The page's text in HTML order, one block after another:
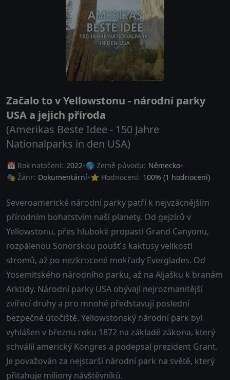
Začalo to v Yellowstonu - národní parky
USA a jejich příroda
(Amerikas Beste Idee - 150 Jahre
Nationalparks in den USA)
📅 Rok natočení: 2022 🌎 Země původu: Německo
🎭 Žánr: Dokumentární ⭐ Hodnocení: 100% (1 hodnocení)
Severoamerické národní parky patří k nejvzácnějším
přírodním bohatstvím naší planety. Od gejzírů v
Yellowstonu, přes hluboké propasti Grand Canyonu,
rozpálenou Sonorskou poušť s kaktusy velikosti
stromů, až po nezkrocené mokřady Everglades. Od
Yosemitského národního parku, až na Aljašku k branám
Arktidy. Národní parky USA obývají nejrozmanitější
zvířecí druhy a pro mnohé představují poslední
bezpečné útočiště. Yellowstonský národní park byl
vyhlášen v březnu roku 1872 na základě zákona, který
schválil americký Kongres a podepsal prezident Grant.
Je považován za nejstarší národní park na světě, který
přitahuje miliony návštěvníků.